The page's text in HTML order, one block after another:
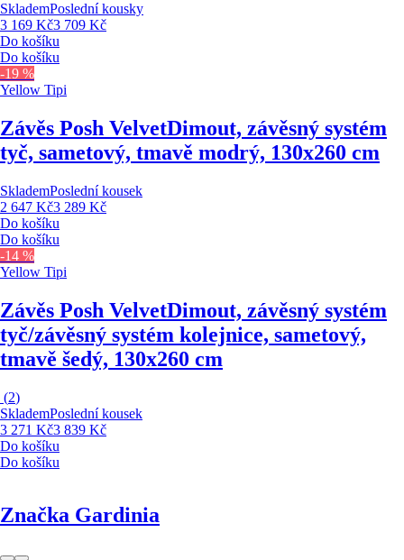
SklademPoslední kousky
3 169 Kč3 709 Kč
Do košíku
Do košíku
-19 %
Yellow Tipi
Závěs Posh VelvetDimout, závěsný systém
tyč, sametový, tmavě modrý, 130x260 cm
SklademPoslední kousek
2 647 Kč3 289 Kč
Do košíku
Do košíku
-14 %
Yellow Tipi
Závěs Posh VelvetDimout, závěsný systém
tyč/závěsný systém kolejnice, sametový,
tmavě šedý, 130x260 cm
(2)
SklademPoslední kousek
3 271 Kč3 839 Kč
Do košíku
Do košíku
Značka Gardinia